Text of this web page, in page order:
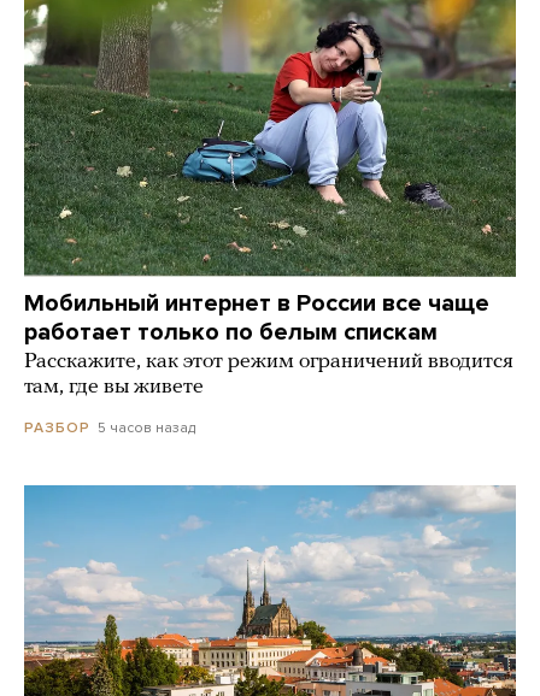
Мобильный интернет в России все чаще
работает только по белым спискам
Расскажите, как этот режим ограничений вводится
там, где вы живете
РАЗБОР 5 часов назад